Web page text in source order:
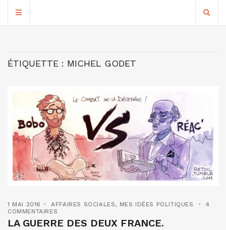
ÉTIQUETTE : MICHEL GODET
1 MAI 2016 AFFAIRES SOCIALES, MES IDÉES POLITIQUES
4
COMMENTAIRES
LA GUERRE DES DEUX FRANCE.